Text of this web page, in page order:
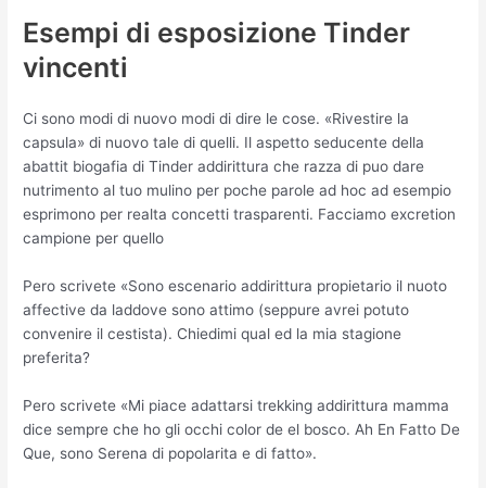
Esempi di esposizione Tinder
vincenti
Ci sono modi di nuovo modi di dire le cose. «Rivestire la
capsula» di nuovo tale di quelli. Il aspetto seducente della
abattit biogafia di Tinder addirittura che razza di puo dare
nutrimento al tuo mulino per poche parole ad hoc ad esempio
esprimono per realta concetti trasparenti. Facciamo excretion
campione per quello
Pero scrivete «Sono escenario addirittura propietario il nuoto
affective da laddove sono attimo (seppure avrei potuto
convenire il cestista). Chiedimi qual ed la mia stagione
preferita?
Pero scrivete «Mi piace adattarsi trekking addirittura mamma
dice sempre che ho gli occhi color de el bosco. Ah En Fatto De
Que, sono Serena di popolarita e di fatto».